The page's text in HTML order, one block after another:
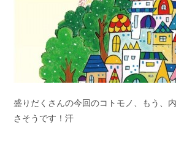
盛りだくさんの今回のコトモノ、もう、
さそうです！汗